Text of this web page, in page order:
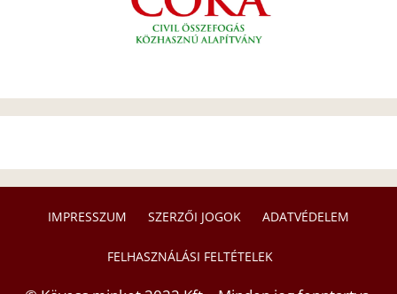
IMPRESSZUM SZERZŐI JOGOK ADATVÉDELEM
FELHASZNÁLÁSI FELTÉTELEK